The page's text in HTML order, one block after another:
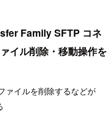
Family SFTP コネ
イル削除・移動操作を
ァイルを削除するなどが